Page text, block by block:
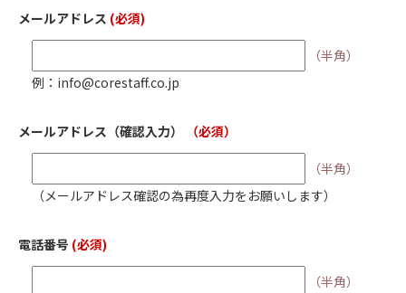
メールアドレス (必須)
（半角）
例：info@corestaff.co.jp
メールアドレス （確認入力） （必須）
（半角）
（メールアドレス確認の為再度入力をお願いします）
電話番号 (必須)
（半角）